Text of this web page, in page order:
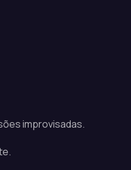
improvisadas.